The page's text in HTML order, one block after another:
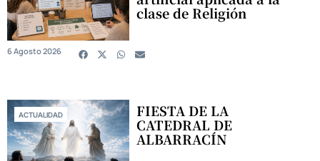
clase de Religión
6 Agosto 2026
ACTUALIDAD FIESTA DE LA
CATEDRAL DE
ALBARRACÍN